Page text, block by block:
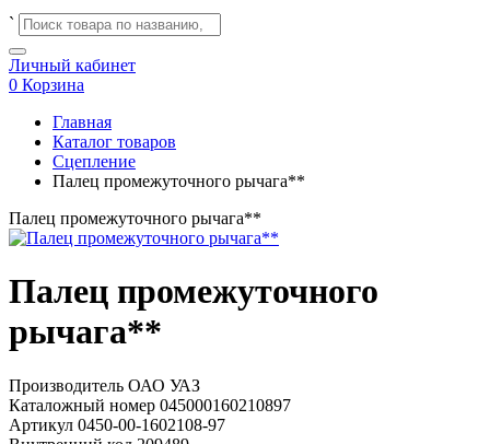
`
Личный кабинет
0 Корзина
Главная
Каталог товаров
Сцепление
Палец промежуточного рычага**
Палец промежуточного рычага**
Палец промежуточного
рычага**
Производитель ОАО УАЗ
Каталожный номер 045000160210897
Артикул 0450-00-1602108-97